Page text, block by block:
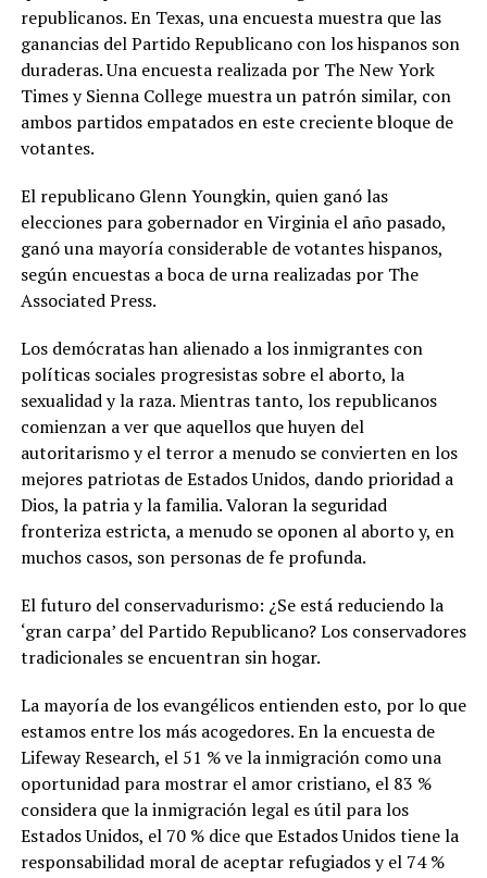
republicanos. En Texas, una encuesta muestra que las
ganancias del Partido Republicano con los hispanos son
duraderas. Una encuesta realizada por The New York
Times y Sienna College muestra un patrón similar, con
ambos partidos empatados en este creciente bloque de
votantes.
El republicano Glenn Youngkin, quien ganó las
elecciones para gobernador en Virginia el año pasado,
ganó una mayoría considerable de votantes hispanos,
según encuestas a boca de urna realizadas por The
Associated Press.
Los demócratas han alienado a los inmigrantes con
políticas sociales progresistas sobre el aborto, la
sexualidad y la raza. Mientras tanto, los republicanos
comienzan a ver que aquellos que huyen del
autoritarismo y el terror a menudo se convierten en los
mejores patriotas de Estados Unidos, dando prioridad a
Dios, la patria y la familia. Valoran la seguridad
fronteriza estricta, a menudo se oponen al aborto y, en
muchos casos, son personas de fe profunda.
El futuro del conservadurismo: ¿Se está reduciendo la
‘gran carpa’ del Partido Republicano? Los conservadores
tradicionales se encuentran sin hogar.
La mayoría de los evangélicos entienden esto, por lo que
estamos entre los más acogedores. En la encuesta de
Lifeway Research, el 51 % ve la inmigración como una
oportunidad para mostrar el amor cristiano, el 83 %
considera que la inmigración legal es útil para los
Estados Unidos, el 70 % dice que Estados Unidos tiene la
responsabilidad moral de aceptar refugiados y el 74 %